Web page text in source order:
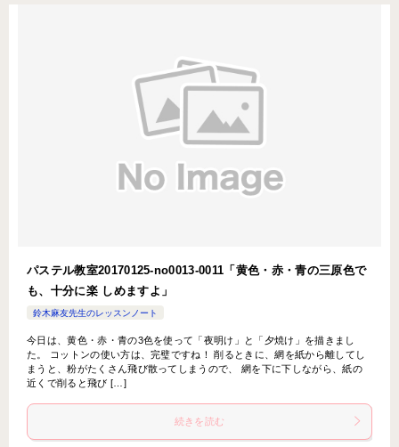
パステル教室20170125-no0013-0011「黄色・赤・青の三原色で
も、十分に楽 しめますよ」
鈴木麻友先生のレッスンノート
今日は、黄色・赤・青の3色を使って「夜明け」と「夕焼け」を描きまし
た。 コットンの使い方は、完璧ですね！ 削るときに、網を紙から離してし
まうと、粉がたくさん飛び散ってしまうので、 網を下に下しながら、紙の
近くで削ると飛び […]
続きを読む